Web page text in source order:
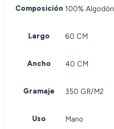
Composición 100% Algodón
Largo 60 CM
Ancho 40 CM
Gramaje 350 GR/M2
Uso Mano